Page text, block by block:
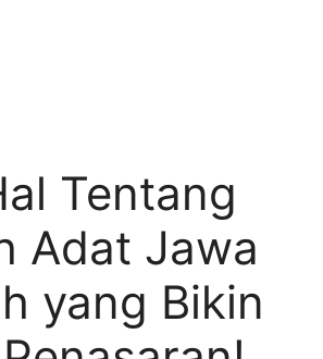
Tentang
Adat Jawa
yang Bikin